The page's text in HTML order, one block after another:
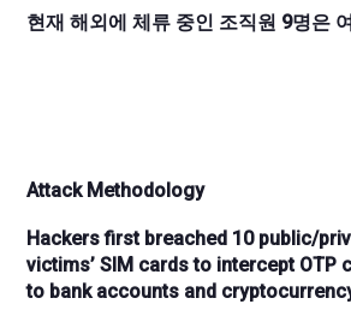
현재 해외에 체류 중인 조직원 9명은
Attack Methodology
Hackers first breached 10 public/
victims’ SIM cards to intercept OTP
to bank accounts and